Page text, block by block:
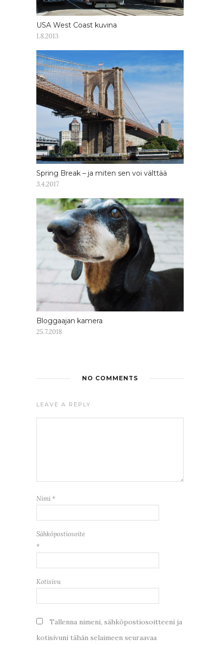
USA West Coast kuvina
1.8.2013
Spring Break – ja miten sen voi välttää
3.4.2017
Bloggaajan kamera
25.7.2018
NO COMMENTS
LEAVE A REPLY
Nimi *
Sähköpostiosoite
*
Kotisivu
Tallenna nimeni, sähköpostiosoitteeni ja
kotisivuni tähän selaimeen seuraavaa